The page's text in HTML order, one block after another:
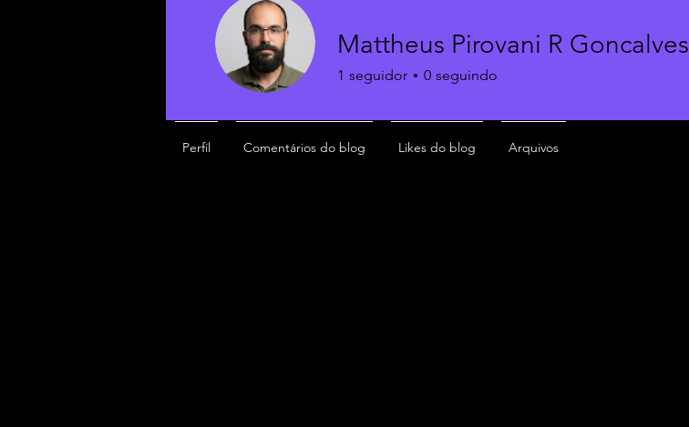
Mattheus Pirovani R Goncalves
1 seguidor 0 seguindo
Perfil Comentários do blog Likes do blog Arquivos